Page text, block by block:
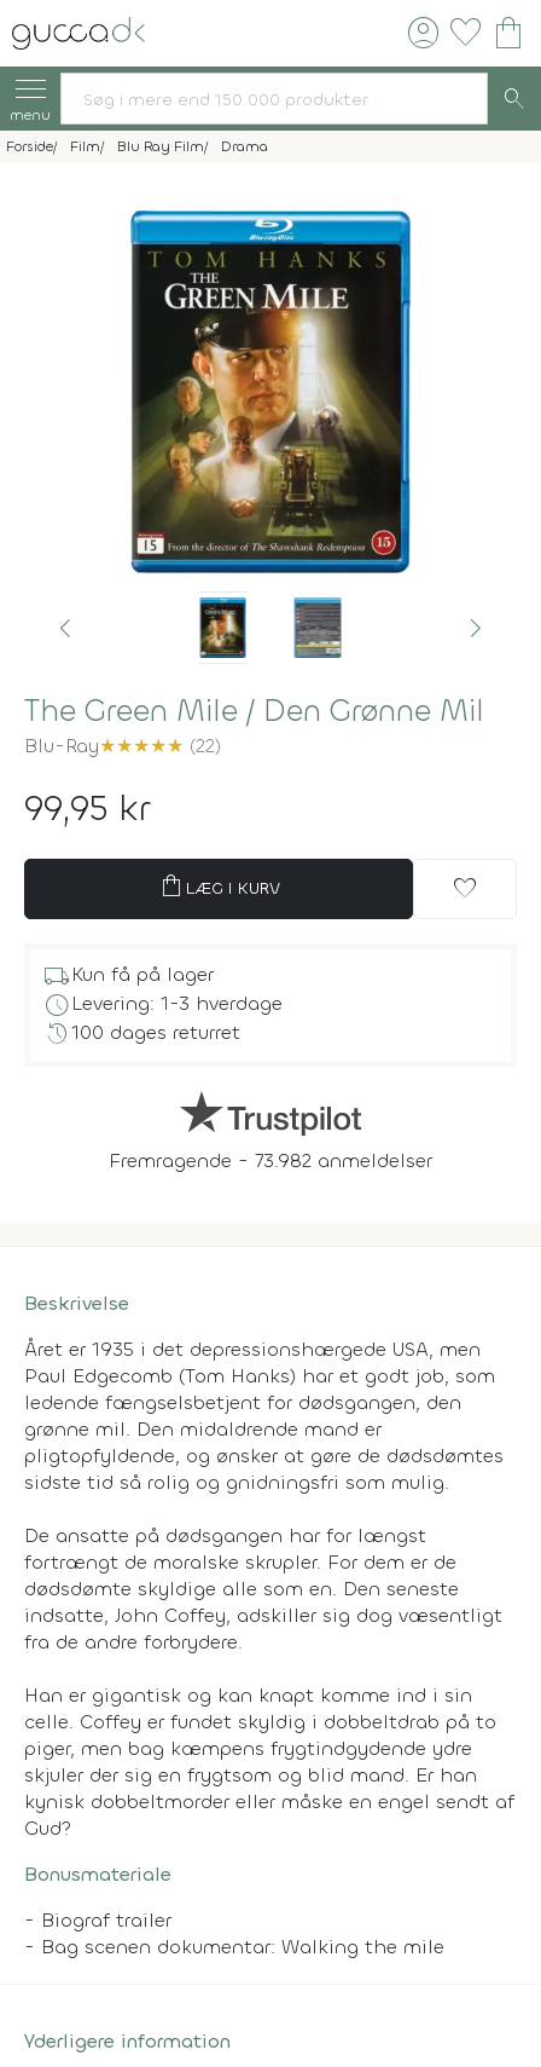
account_circle favorite shopping_bag
menu search
Forside Film Blu Ray Film Drama
The Green Mile / Den Grønne Mil
Blu-Ray★★★★★ (22)
99,95 kr
shopping_bag LÆG I KURV favorite
local_shippingKun få på lager
scheduleLevering: 1-3 hverdage
history100 dages returret
Fremragende - 73.982 anmeldelser
Beskrivelse
Året er 1935 i det depressionshærgede USA, men
Paul Edgecomb (Tom Hanks) har et godt job, som
ledende fængselsbetjent for dødsgangen, den
grønne mil. Den midaldrende mand er
pligtopfyldende, og ønsker at gøre de dødsdømtes
sidste tid så rolig og gnidningsfri som mulig.
De ansatte på dødsgangen har for længst
fortrængt de moralske skrupler. For dem er de
dødsdømte skyldige alle som en. Den seneste
indsatte, John Coffey, adskiller sig dog væsentligt
fra de andre forbrydere.
Han er gigantisk og kan knapt komme ind i sin
celle. Coffey er fundet skyldig i dobbeltdrab på to
piger, men bag kæmpens frygtindgydende ydre
skjuler der sig en frygtsom og blid mand. Er han
kynisk dobbeltmorder eller måske en engel sendt af
Gud?
Bonusmateriale
- Biograf trailer
- Bag scenen dokumentar: Walking the mile
Yderligere information